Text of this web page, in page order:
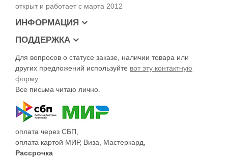
открыт и работает с марта 2012
ИНФОРМАЦИЯ
ПОДДЕРЖКА
Для вопросов о статусе заказе, наличии товара или
других предложений используйте вот эту контактную
форму.
Все письма читаю лично.
оплата через СБП,
оплата картой МИР, Виза, Мастеркард,
Рассрочка